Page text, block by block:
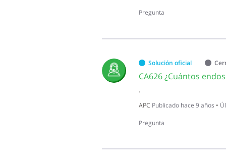
Pregunta
Solución oficial
.
APC Publicado hace 9 años •
Pregunta